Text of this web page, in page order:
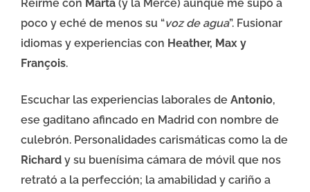
Reírme con Marta (y la Mercé) aunque me supo a
poco y eché de menos su “voz de agua”. Fusionar
idiomas y experiencias con Heather, Max y
François.
Escuchar las experiencias laborales de Antonio,
ese gaditano afincado en Madrid con nombre de
culebrón. Personalidades carismáticas como la de
Richard y su buenísima cámara de móvil que nos
retrató a la perfección; la amabilidad y cariño a